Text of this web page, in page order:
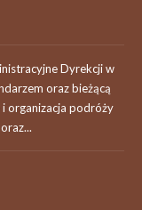
Dyrekcji w
oraz bieżącą
organizacja podróży